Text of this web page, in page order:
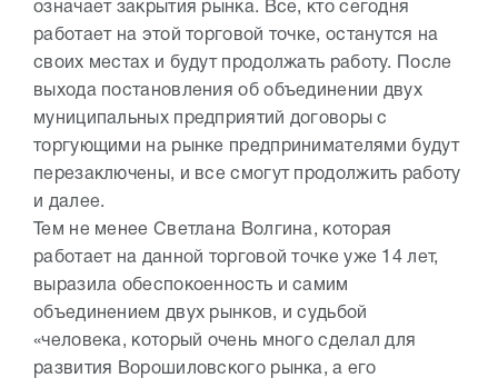
означает закрытия рынка. Все, кто сегодня
работает на этой торговой точке, останутся на
своих местах и будут продолжать работу. После
выхода постановления об объединении двух
муниципальных предприятий договоры с
торгующими на рынке предпринимателями будут
перезаключены, и все смогут продолжить работу
и далее.
Тем не менее Светлана Волгина, которая
работает на данной торговой точке уже 14 лет,
выразила обеспокоенность и самим
объединением двух рынков, и судьбой
«человека, который очень много сделал для
развития Ворошиловского рынка, а его